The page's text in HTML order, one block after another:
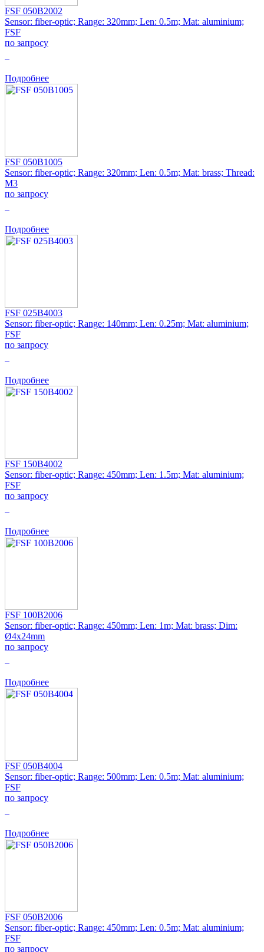
FSF 050B2002
Sensor: fiber-optic; Range: 320mm; Len: 0.5m; Mat: aluminium;
FSF
по запросу
Подробнее
FSF 050B1005
Sensor: fiber-optic; Range: 320mm; Len: 0.5m; Mat: brass; Thread:
M3
по запросу
Подробнее
FSF 025B4003
Sensor: fiber-optic; Range: 140mm; Len: 0.25m; Mat: aluminium;
FSF
по запросу
Подробнее
FSF 150B4002
Sensor: fiber-optic; Range: 450mm; Len: 1.5m; Mat: aluminium;
FSF
по запросу
Подробнее
FSF 100B2006
Sensor: fiber-optic; Range: 450mm; Len: 1m; Mat: brass; Dim:
Ø4x24mm
по запросу
Подробнее
FSF 050B4004
Sensor: fiber-optic; Range: 500mm; Len: 0.5m; Mat: aluminium;
FSF
по запросу
Подробнее
FSF 050B2006
Sensor: fiber-optic; Range: 450mm; Len: 0.5m; Mat: aluminium;
FSF
по запросу